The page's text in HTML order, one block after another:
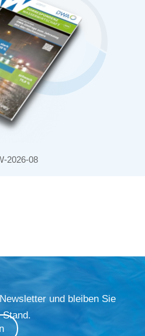
2026-08
und bleiben Sie